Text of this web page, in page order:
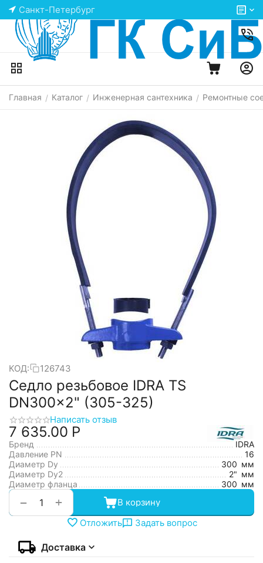
Санкт-Петербург
Главная / Каталог / Инженерная сантехника / Ремонтные
КОД: 126743
Седло резьбовое IDRA TS
DN300x2" (305-325)
Написать отзыв
7 635.00 Р
Бренд
IDRA
Давление PN
16
Диаметр Dy
300 мм
Диаметр Dy2
2" мм
Диаметр фланца
300 мм
+
−
В корзину
Отложить
Задать вопрос
Доставка